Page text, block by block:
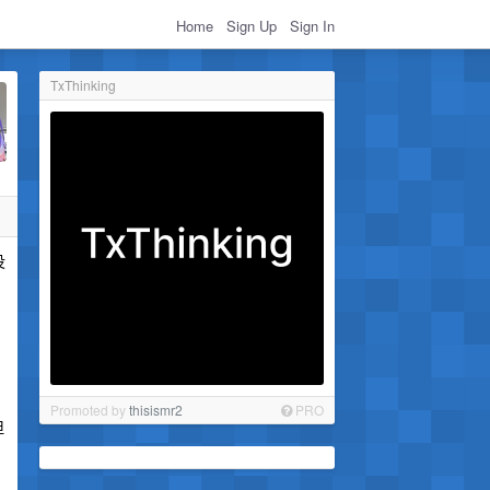
Home Sign Up Sign In
TxThinking
Promoted bythisismr2 PRO